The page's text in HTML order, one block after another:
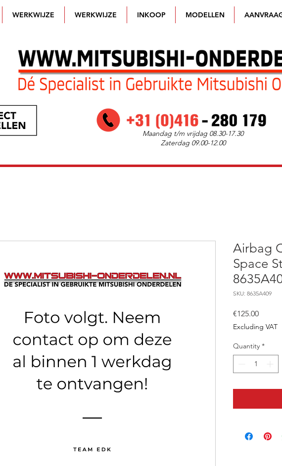
WERKWIJZE WERKWIJZE INKOOP MODELLEN
Maandag t/m vrijdag 08.30-17.30
Zaterdag 09.00-12.00
Airbag
Space
SKU: 8635A409
€125.00Price
Excluding VAT
Quantity *